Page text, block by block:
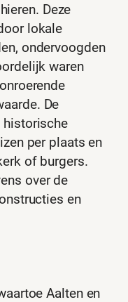
Deze
lokale
ondervoogden
waren
De
historische
per plaats en
of burgers.
over de
en
Aalten en